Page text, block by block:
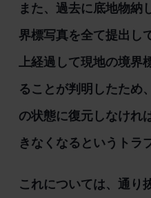
また、過去に底地物納
界標写真を全て提出し
上経過して現地の境
ることが判明したため
の状態に復元しなけれ
きなくなるというトラ
これについては、通り